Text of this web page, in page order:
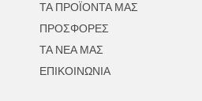
ΤΑ ΠΡΟΪΟΝΤΑ ΜΑΣ
ΠΡΟΣΦΟΡΕΣ
ΤΑ ΝΕΑ ΜΑΣ
ΕΠΙΚΟΙΝΩΝΙΑ